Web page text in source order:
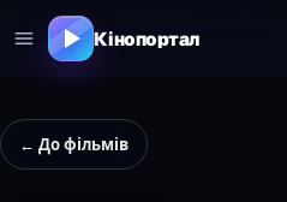
Кінопортал
← До фільмів